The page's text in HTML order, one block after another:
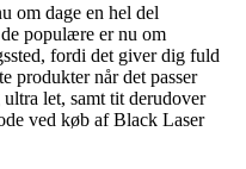
om dage en hel del
populære er nu om
fordi det giver dig fuld
produkter når det passer
let, samt tit derudover
ved køb af Black Laser